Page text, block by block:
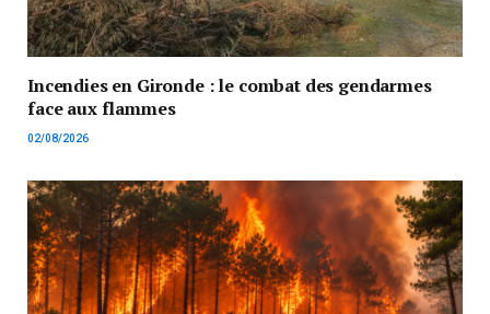
Incendies en Gironde : le combat des gendarmes
face aux flammes
02/08/2026